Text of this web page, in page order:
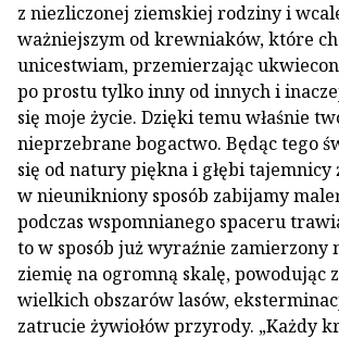
z niezliczonej ziemskiej rodziny i
ważniejszym od krewniaków, które
unicestwiam, przemierzając
po prostu tylko inny od innych i
się moje życie. Dzięki temu właśnie
nieprzebrane bogactwo. Będąc tego
się od natury piękna i głębi tajemnicy
w nieunikniony sposób zabijamy
podczas wspomnianego spaceru
to w sposób już wyraźnie zamierzony
ziemię na ogromną skalę, powodując
wielkich obszarów lasów,
zatrucie żywiołów przyrody. „Każdy